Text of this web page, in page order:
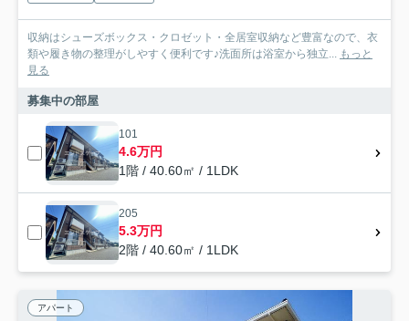
収納はシューズボックス・クロゼット・全居室収納など豊富なので、衣
類や履き物の整理がしやすく便利です♪洗面所は浴室から独立... もっと
見る
募集中の部屋
101
4.6万円
1階 / 40.60㎡ / 1LDK
205
5.3万円
2階 / 40.60㎡ / 1LDK
アパート